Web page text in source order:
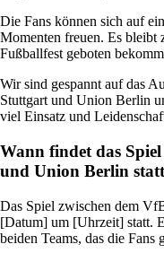
Die Fans können sich auf
Momenten freuen. Es bleibt
Fußballfest geboten
Wir sind gespannt auf das
Stuttgart und Union Berlin
viel Einsatz und
Wann findet das
und Union Berlin
Das Spiel zwischen dem
[Datum] um [Uhrzeit] statt.
beiden Teams, das die Fans